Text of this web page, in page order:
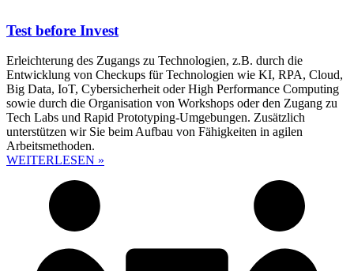
Test before Invest
Erleichterung des Zugangs zu Technologien, z.B. durch die
Entwicklung von Checkups für Technologien wie KI, RPA, Cloud,
Big Data, IoT, Cybersicherheit oder High Performance Computing
sowie durch die Organisation von Workshops oder den Zugang zu
Tech Labs und Rapid Prototyping-Umgebungen. Zusätzlich
unterstützen wir Sie beim Aufbau von Fähigkeiten in agilen
Arbeitsmethoden.
WEITERLESEN »